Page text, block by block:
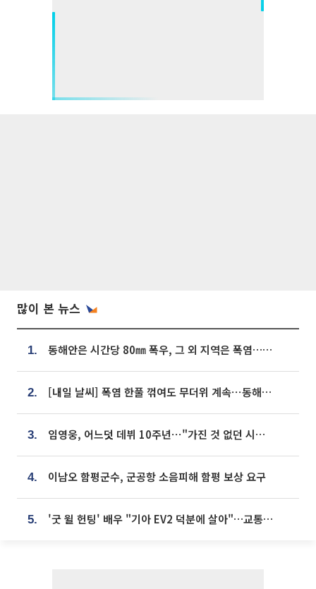
많이 본 뉴스
1. 동해안은 시간당 80㎜ 폭우, 그 외 지역은 폭염…‘극과 극 날씨’
2. [내일 날씨] 폭염 한풀 꺾여도 무더위 계속⋯동해안 이틀 연속 비
3. 임영웅, 어느덧 데뷔 10주년⋯"가진 것 없던 시절, 내 앞엔 20명의 팬뿐"
4. 이남오 함평군수, 군공항 소음피해 함평 보상 요구
5. '굿 윌 헌팅' 배우 "기아 EV2 덕분에 살아"…교통사고 후 안전성 극찬